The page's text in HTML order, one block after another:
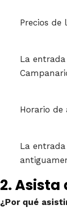
Precios de
La
Horario de
La
2.
¿Por qué